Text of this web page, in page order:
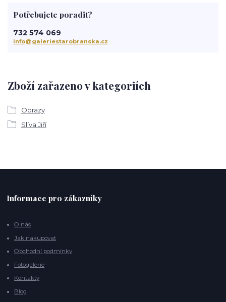
Zboží zařazeno v kategoriích
Obrazy
Slíva Jiří
Potřebujete poradit?
732 574 069
info@galeriestarobranska.cz
Informace pro zákazníky
O nás
Jak nakupovat
Obchodní podmínky
Fotogalerie
Kontakty
Blog